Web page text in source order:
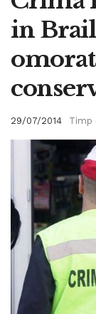
in
29/07/2014 Timp